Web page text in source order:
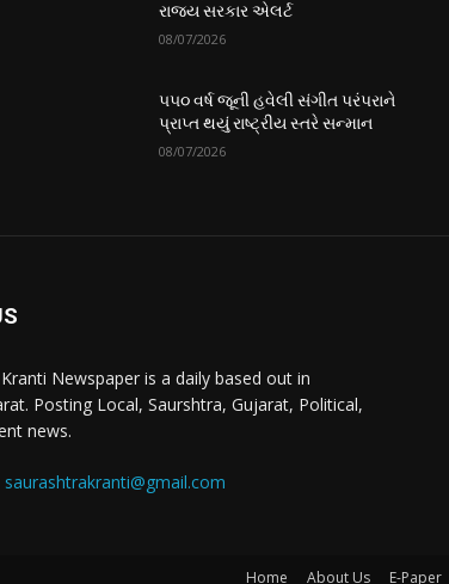
રાજ્ય સરકાર એલર્ટ
08/07/2026
૫૫૦ વર્ષ જૂની હવેલી સંગીત પરંપરાને
પ્રાપ્ત થયું રાષ્ટ્રીય સ્તરે સન્માન
08/07/2026
Newspaper is a daily based out in
Posting Local, Saurshtra, Gujarat, Political,
news.
saurashtrakranti@gmail.com
Home About Us E-Paper